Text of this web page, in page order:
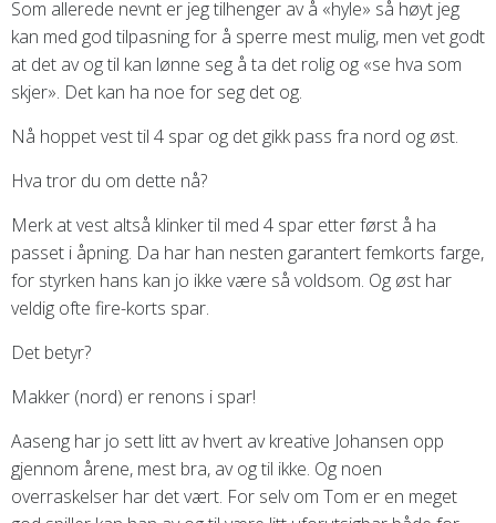
Som allerede nevnt er jeg tilhenger av å «hyle» så høyt jeg
kan med god tilpasning for å sperre mest mulig, men vet godt
at det av og til kan lønne seg å ta det rolig og «se hva som
skjer». Det kan ha noe for seg det og.
Nå hoppet vest til 4 spar og det gikk pass fra nord og øst.
Hva tror du om dette nå?
Merk at vest altså klinker til med 4 spar etter først å ha
passet i åpning. Da har han nesten garantert femkorts farge,
for styrken hans kan jo ikke være så voldsom. Og øst har
veldig ofte fire-korts spar.
Det betyr?
Makker (nord) er renons i spar!
Aaseng har jo sett litt av hvert av kreative Johansen opp
gjennom årene, mest bra, av og til ikke. Og noen
overraskelser har det vært. For selv om Tom er en meget